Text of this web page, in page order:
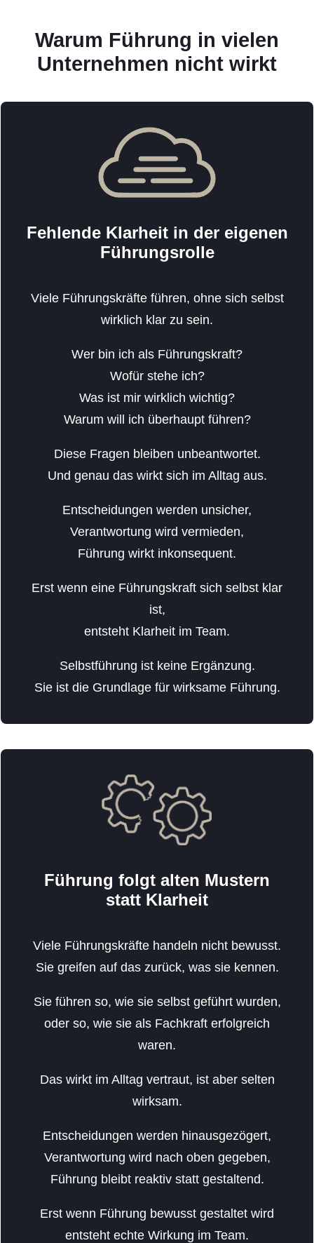
Warum Führung in vielen
Unternehmen nicht wirkt
Fehlende Klarheit in der eigenen
Führungsrolle
Viele Führungskräfte führen, ohne sich selbst
wirklich klar zu sein.
Wer bin ich als Führungskraft?
Wofür stehe ich?
Was ist mir wirklich wichtig?
Warum will ich überhaupt führen?
Diese Fragen bleiben unbeantwortet.
Und genau das wirkt sich im Alltag aus.
Entscheidungen werden unsicher,
Verantwortung wird vermieden,
Führung wirkt inkonsequent.
Erst wenn eine Führungskraft sich selbst klar
ist,
entsteht Klarheit im Team.
Selbstführung ist keine Ergänzung.
Sie ist die Grundlage für wirksame Führung.
Führung folgt alten Mustern
statt Klarheit
Viele Führungskräfte handeln nicht bewusst.
Sie greifen auf das zurück, was sie kennen.
Sie führen so, wie sie selbst geführt wurden,
oder so, wie sie als Fachkraft erfolgreich
waren.
Das wirkt im Alltag vertraut, ist aber selten
wirksam.
Entscheidungen werden hinausgezögert,
Verantwortung wird nach oben gegeben,
Führung bleibt reaktiv statt gestaltend.
Erst wenn Führung bewusst gestaltet wird
entsteht echte Wirkung im Team.